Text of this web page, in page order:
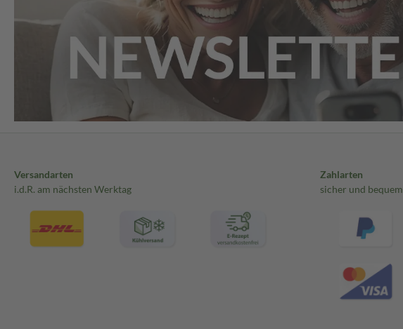
Versandarten
i.d.R. am nächsten Werktag
Zahlarten
sicher und bequem